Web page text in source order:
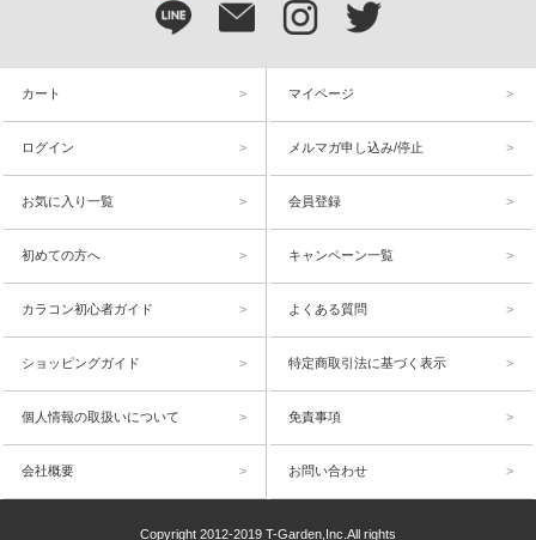
カート マイページ
ログイン メルマガ申し込み/停止
お気に入り一覧 会員登録
初めての方へ キャンペーン一覧
カラコン初心者ガイド よくある質問
ショッピングガイド 特定商取引法に基づく表示
個人情報の取扱いについて 免責事項
会社概要 お問い合わせ
Copyright 2012-2019 T-Garden,Inc.All rights